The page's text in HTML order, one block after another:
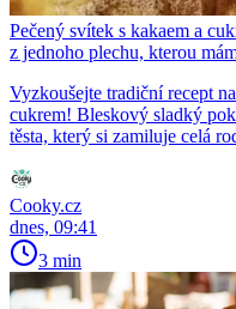
Pečený svítek s kakaem a
z jednoho plechu, kterou
Vyzkoušejte tradiční recept
cukrem! Bleskový sladký
těsta, který si zamiluje celá
Cooky.cz
dnes, 09:41
3 min